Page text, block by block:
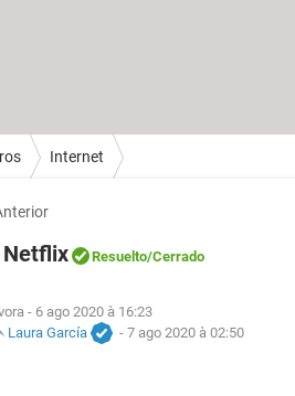
Internet
Netflix Resuelto/Cerrado
- 6 ago 2020 à 16:23
Laura García
- 7 ago 2020 à 02:50